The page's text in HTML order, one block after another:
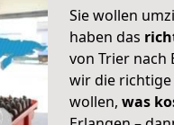
Sie wollen
haben das
von Trier nach
wir die richtige
wollen, was